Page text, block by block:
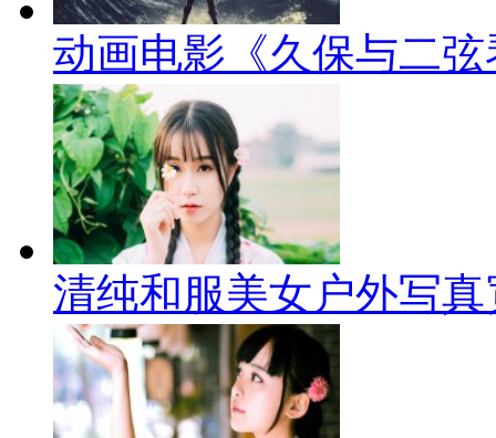
动画电影《久保与二
清纯和服美女户外写